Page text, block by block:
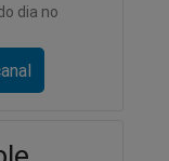
dia no